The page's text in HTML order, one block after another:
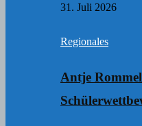
31. Juli 2026
Regionales
Antje